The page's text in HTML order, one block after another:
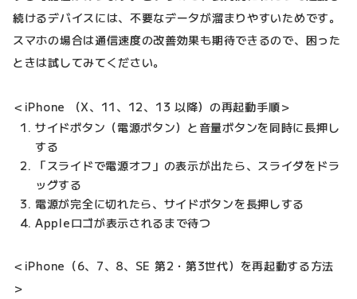
続けるデバイスには、不要なデータが溜まりやすいためです。
スマホの場合は通信速度の改善効果も期待できるので、困った
ときは試してみてください。
＜iPhone （X、11、12、13 以降）の再起動手順＞
サイドボタン（電源ボタン）と音量ボタンを同時に長押し
する
「スライドで電源オフ」の表示が出たら、スライダをドラ
ッグする
電源が完全に切れたら、サイドボタンを長押しする
Appleロゴが表示されるまで待つ
＜iPhone（6、7、8、SE 第2・第3世代）を再起動する方法
＞